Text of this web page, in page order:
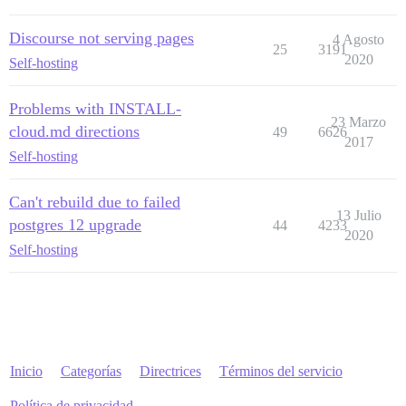
Discourse not serving pages
Self-hosting
25 3191
4 Agosto
2020
Problems with INSTALL-
cloud.md directions
Self-hosting
49 6626
23 Marzo
2017
Can't rebuild due to failed
postgres 12 upgrade
Self-hosting
44 4233
13 Julio
2020
Inicio Categorías Directrices Términos del servicio